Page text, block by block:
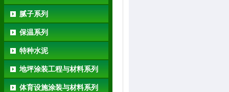
腻子系列
保温系列
特种水泥
地坪涂装工程与材料系列
体育设施涂装与材料系列